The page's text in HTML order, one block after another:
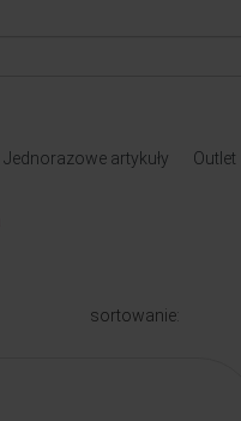
Jednorazowe artykuły Outlet
sortowanie: